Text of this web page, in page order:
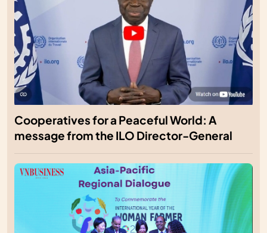
Cooperatives for a Peaceful World: A
message from the ILO Director-General